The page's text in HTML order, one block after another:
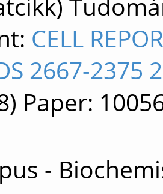
CELL
2667-2375
Paper:
-